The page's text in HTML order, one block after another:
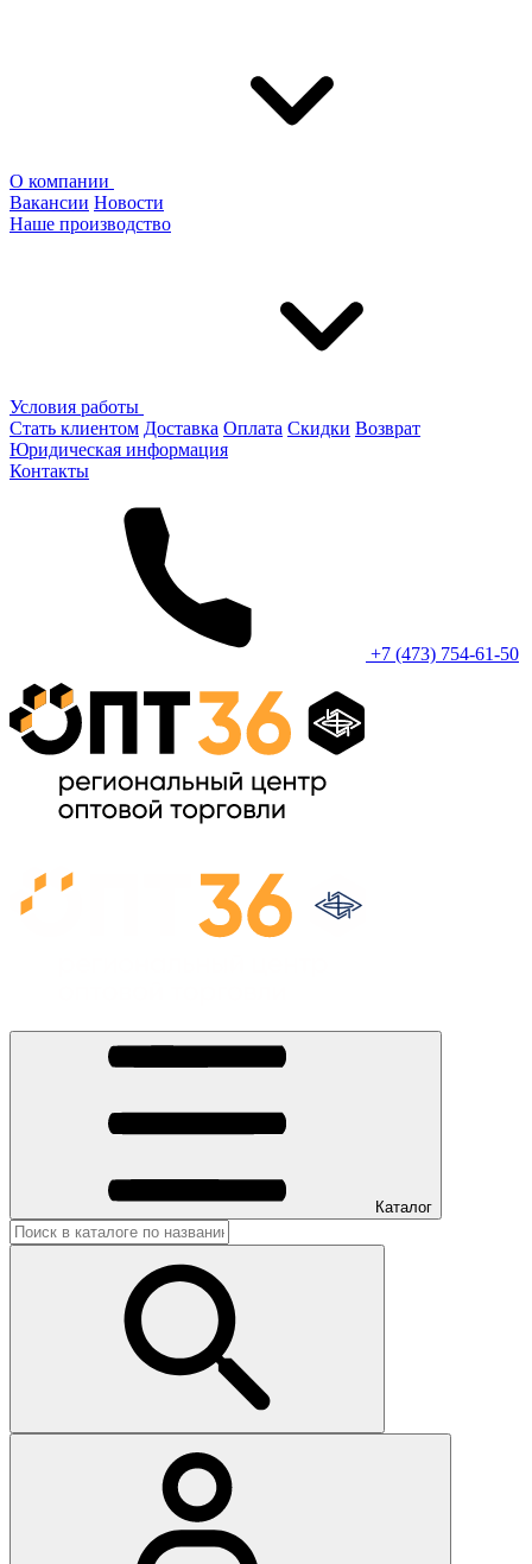
О компании
Вакансии Новости
Наше производство
Условия работы
Стать клиентом Доставка Оплата Скидки Возврат
Юридическая информация
Контакты
+7 (473) 754-61-50
Каталог